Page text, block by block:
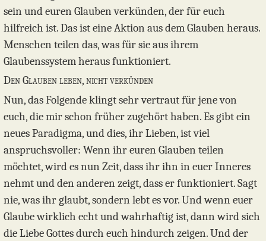
sein und euren Glauben verkünden, der für euch
hilfreich ist. Das ist eine Aktion aus dem Glauben heraus.
Menschen teilen das, was für sie aus ihrem
Glaubenssystem heraus funktioniert.
Den Glauben leben, nicht verkünden
Nun, das Folgende klingt sehr vertraut für jene von
euch, die mir schon früher zugehört haben. Es gibt ein
neues Paradigma, und dies, ihr Lieben, ist viel
anspruchsvoller: Wenn ihr euren Glauben teilen
möchtet, wird es nun Zeit, dass ihr ihn in euer Inneres
nehmt und den anderen zeigt, dass er funktioniert. Sagt
nie, was ihr glaubt, sondern lebt es vor. Und wenn euer
Glaube wirklich echt und wahrhaftig ist, dann wird sich
die Liebe Gottes durch euch hindurch zeigen. Und der